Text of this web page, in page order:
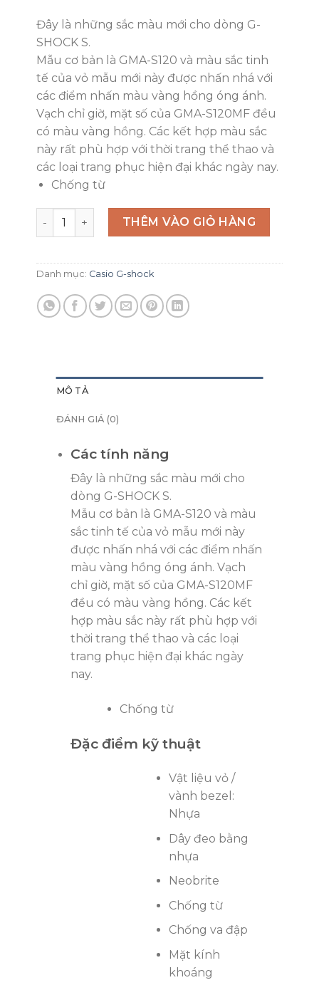
₫4,200,000. là:
Đây là những sắc màu mới cho dòng G-
SHOCK S.
Mẫu cơ bản là GMA-S120 và màu sắc tinh
tế của vỏ mẫu mới này được nhấn nhá với
các điểm nhấn màu vàng hồng óng ánh.
Vạch chỉ giờ, mặt số của GMA-S120MF đều
có màu vàng hồng. Các kết hợp màu sắc
này rất phù hợp với thời trang thể thao và
các loại trang phục hiện đại khác ngày nay.
Chống từ
GMA-S120MF-1A số lượngTHÊM VÀO GIỎ HÀNG
Danh mục: Casio G-shock
MÔ TẢ
ĐÁNH GIÁ (0)
Các tính năng
Đây là những sắc màu mới cho
dòng G-SHOCK S.
Mẫu cơ bản là GMA-S120 và màu
sắc tinh tế của vỏ mẫu mới này
được nhấn nhá với các điểm nhấn
màu vàng hồng óng ánh. Vạch
chỉ giờ, mặt số của GMA-S120MF
đều có màu vàng hồng. Các kết
hợp màu sắc này rất phù hợp với
thời trang thể thao và các loại
trang phục hiện đại khác ngày
nay.
Chống từ
Đặc điểm kỹ thuật
Vật liệu vỏ /
vành bezel:
Nhựa
Dây đeo bằng
nhựa
Neobrite
Chống từ
Chống va đập
Mặt kính
khoáng